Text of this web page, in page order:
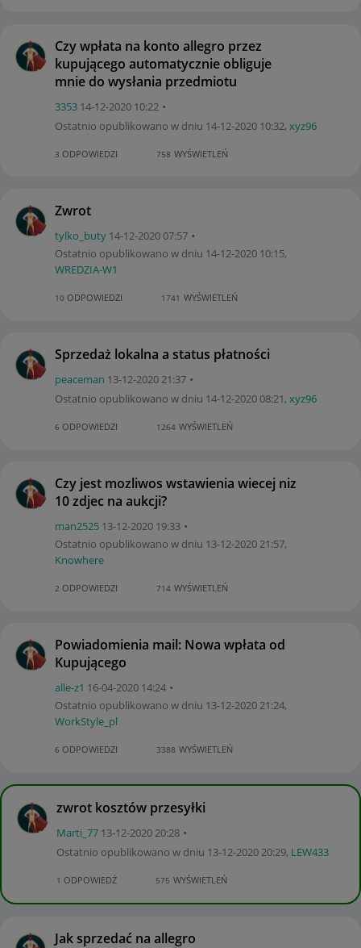
Czy wpłata na konto allegro przez
kupującego automatycznie obliguje
mnie do wysłania przedmiotu
3353 ‎14-12-2020 10:22
Ostatnio opublikowano w dniu ‎14-12-2020 10:32, xyz96
3 ODPOWIEDZI 758 WYŚWIETLEŃ
Zwrot
tylko_buty ‎14-12-202007:57
Ostatnio opublikowano w dniu ‎14-12-2020 10:15,
WREDZIA-W1
10 ODPOWIEDZI 1741 WYŚWIETLEŃ
Sprzedaż lokalna a status płatności
peaceman ‎13-12-202021:37
Ostatnio opublikowano w dniu ‎14-12-202008:21, xyz96
6 ODPOWIEDZI 1264 WYŚWIETLEŃ
Czy jest mozliwos wstawienia wiecej niz
10 zdjec na aukcji?
man2525 ‎13-12-2020 19:33
Ostatnio opublikowano w dniu ‎13-12-202021:57,
Knowhere
2 ODPOWIEDZI 714 WYŚWIETLEŃ
Powiadomienia mail: Nowa wpłata od
Kupującego
alle-z1 ‎16-04-2020 14:24
Ostatnio opublikowano w dniu ‎13-12-202021:24,
WorkStyle_pl
6 ODPOWIEDZI 3388 WYŚWIETLEŃ
zwrot kosztów przesyłki
Marti_77 ‎13-12-202020:28
Ostatnio opublikowano w dniu ‎13-12-202020:29, LEW433
1 ODPOWIEDŹ 575 WYŚWIETLEŃ
Jak sprzedać na allegro